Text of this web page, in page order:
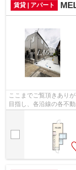
賃貸 | アパート
ここまでご覧頂きあり
目指し、各沿線の各不